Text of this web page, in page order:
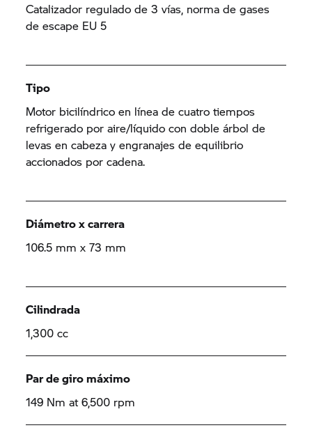
Catalizador regulado de 3 vías, norma de gases
de escape EU 5
Tipo
Motor bicilíndrico en línea de cuatro tiempos
refrigerado por aire/líquido con doble árbol de
levas en cabeza y engranajes de equilibrio
accionados por cadena.
Diámetro x carrera
106.5 mm x 73 mm
Cilindrada
1,300 cc
Par de giro máximo
149 Nm at 6,500 rpm